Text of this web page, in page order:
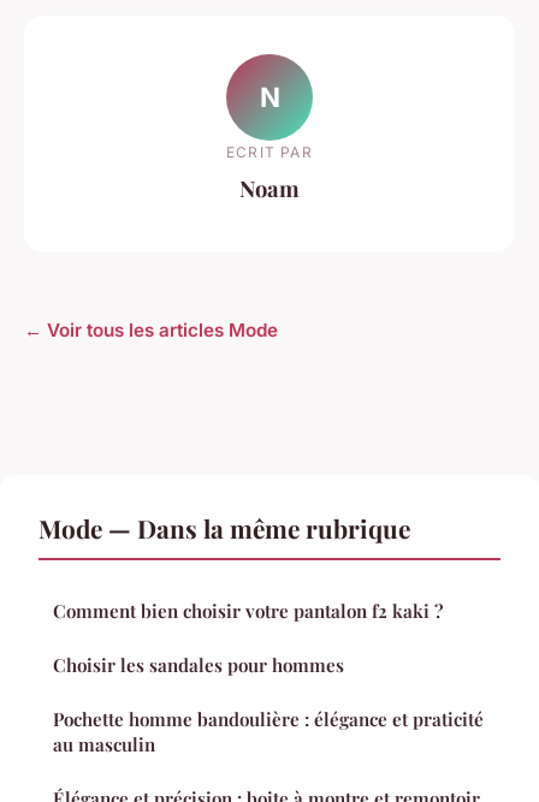
N
ECRIT PAR
Noam
← Voir tous les articles Mode
Mode — Dans la même rubrique
Comment bien choisir votre pantalon f2 kaki ?
Choisir les sandales pour hommes
Pochette homme bandoulière : élégance et praticité
au masculin